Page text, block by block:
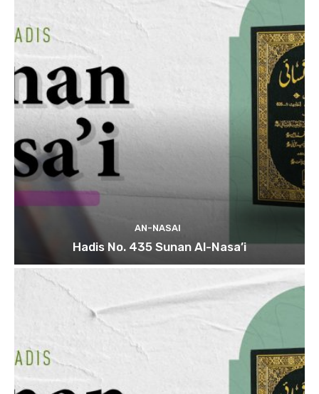
AN-NASAI
Hadis No. 435 Sunan Al-Nasa’i